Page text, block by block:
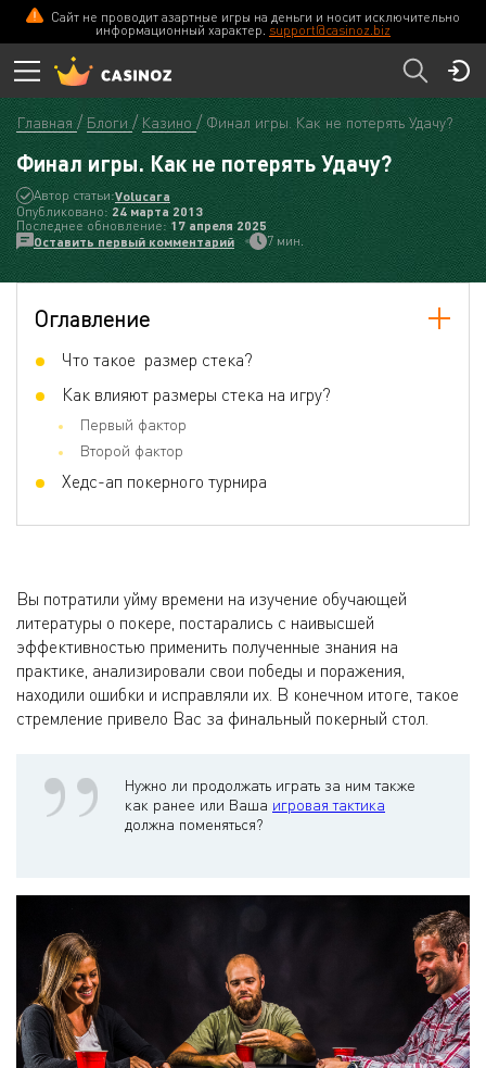
Сайт не проводит азартные игры на деньги и носит исключительно
информационный характер. support@casinoz.biz
Главная Блоги Казино Финал игры. Как не потерять Удачу?
Финал игры. Как не потерять Удачу?
Автор статьи:Volucara
Опубликовано:24 мартa 2013
Последнее обновление:17 апреля 2025
Оставить первый комментарий
7 мин.
Оглавление
Что такое размер стека?
Как влияют размеры стека на игру?
Первый фактор
Второй фактор
Хедс-ап покерного турнира
Вы потратили уйму времени на изучение обучающей
литературы о покере, постарались с наивысшей
эффективностью применить полученные знания на
практике, анализировали свои победы и поражения,
находили ошибки и исправляли их. В конечном итоге, такое
стремление привело Вас за финальный покерный стол.
Нужно ли продолжать играть за ним также
как ранее или Ваша игровая тактика
должна поменяться?